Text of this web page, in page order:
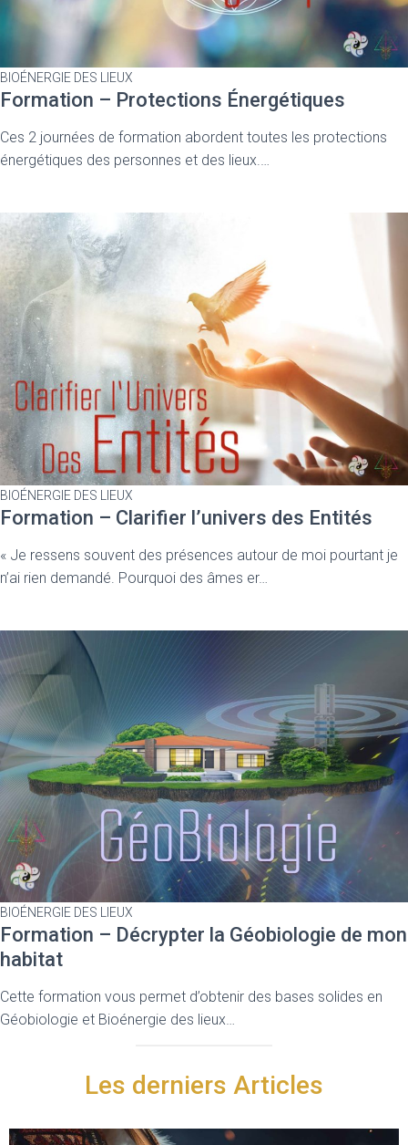
BIOÉNERGIE DES LIEUX
Formation – Protections Énergétiques
Ces 2 journées de formation abordent toutes les protections
énergétiques des personnes et des lieux.…
BIOÉNERGIE DES LIEUX
Formation – Clarifier l’univers des Entités
« Je ressens souvent des présences autour de moi pourtant je
n’ai rien demandé. Pourquoi des âmes er…
BIOÉNERGIE DES LIEUX
Formation – Décrypter la Géobiologie de mon
habitat
Cette formation vous permet d’obtenir des bases solides en
Géobiologie et Bioénergie des lieux…
Les derniers Articles